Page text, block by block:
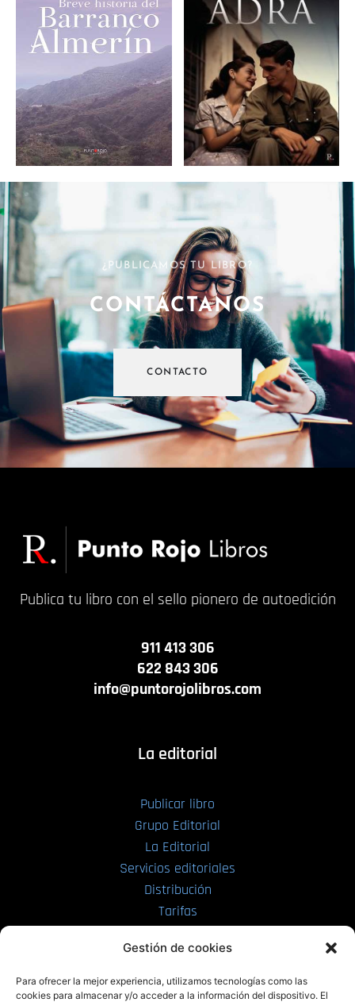
Gestión de cookies
Para ofrecer la mejor experiencia, utilizamos tecnologías como las
cookies para almacenar y/o acceder a la información del dispositivo. El
¿PUBLICAMOS TU LIBRO?
CONTÁCTANOS
CONTACTO
Publica tu libro con el sello pionero de autoedición
911 413 306
622 843 306
info@puntorojolibros.com
La editorial
Publicar libro
Grupo Editorial
La Editorial
Servicios editoriales
Distribución
Tarifas